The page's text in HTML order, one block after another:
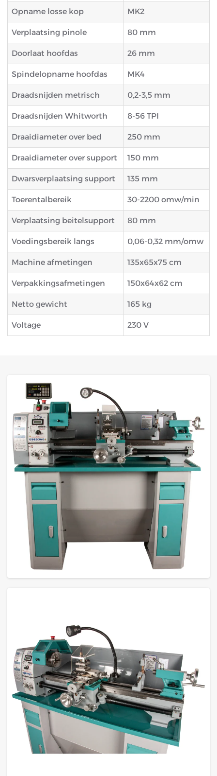
Opname losse kop MK2
Verplaatsing pinole 80 mm
Doorlaat hoofdas 26 mm
Spindelopname hoofdas MK4
Draadsnijden metrisch 0,2-3,5 mm
Draadsnijden Whitworth 8-56 TPI
Draaidiameter over bed 250 mm
Draaidiameter over support 150 mm
Dwarsverplaatsing support 135 mm
Toerentalbereik 30-2200 omw/min
Verplaatsing beitelsupport 80 mm
Voedingsbereik langs 0,06-0,32 mm/omw
Machine afmetingen 135x65x75 cm
Verpakkingsafmetingen 150x64x62 cm
Netto gewicht 165 kg
Voltage 230 V
GROTE FOTO
GROTE FOTO